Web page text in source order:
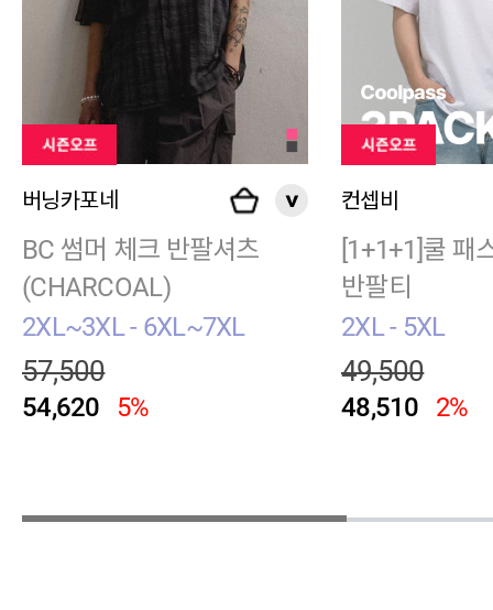
버닝카포네
BC 썸머 체크 반팔셔츠
(CHARCOAL)
2XL~3XL - 6XL~7XL
57,500
54,620 5%
컨셉비
[1+1+1]쿨 패
반팔티
2XL - 5XL
49,500
48,510 2%